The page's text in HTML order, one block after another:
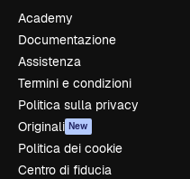
Academy
Documentazione
Assistenza
Termini e condizioni
Politica sulla privacy
Originali New
Politica dei cookie
Centro di fiducia